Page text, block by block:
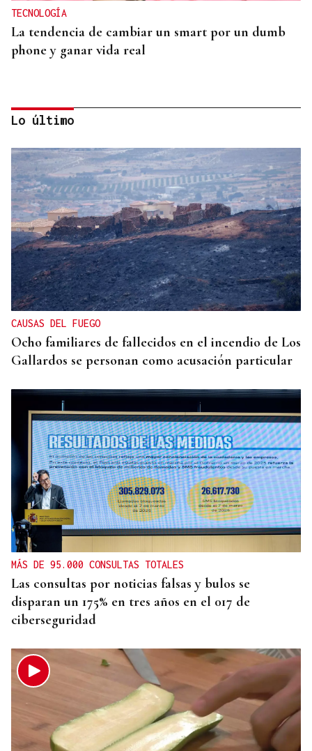
TECNOLOGÍA
La tendencia de cambiar un smart por un dumb
phone y ganar vida real
MODA
Black Friday 2025: el (ya no tan) secreto mejor
guardado del armario de las que más saben
Lo último
CAUSAS DEL FUEGO
Ocho familiares de fallecidos en el incendio de Los
Gallardos se personan como acusación particular
MÁS DE 95.000 CONSULTAS TOTALES
Las consultas por noticias falsas y bulos se
disparan un 175% en tres años en el 017 de
ciberseguridad